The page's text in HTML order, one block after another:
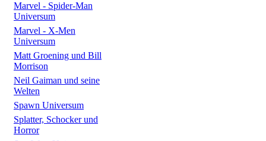
Marvel - Spider-Man
Universum
Marvel - X-Men
Universum
Matt Groening und Bill
Morrison
Neil Gaiman und seine
Welten
Spawn Universum
Splatter, Schocker und
Horror